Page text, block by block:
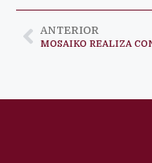
ANTERIOR